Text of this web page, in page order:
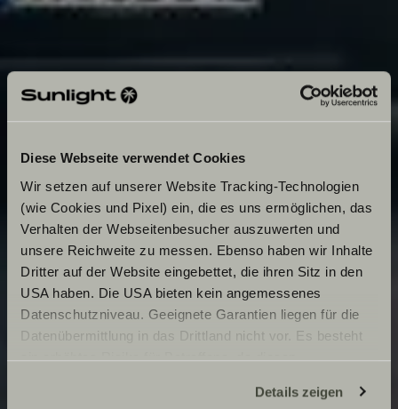
Diese Webseite verwendet Cookies
Wir setzen auf unserer Website Tracking-Technologien
(wie Cookies und Pixel) ein, die es uns ermöglichen, das
Verhalten der Webseitenbesucher auszuwerten und
unsere Reichweite zu messen. Ebenso haben wir Inhalte
Dritter auf der Website eingebettet, die ihren Sitz in den
USA haben. Die USA bieten kein angemessenes
Datenschutzniveau. Geeignete Garantien liegen für die
Datenübermittlung in das Drittland nicht vor. Es besteht
ein erhöhtes Risiko für Betroffene, da diesen
zustehen. Eingesetzte Dienstleister können Daten für
Details zeigen